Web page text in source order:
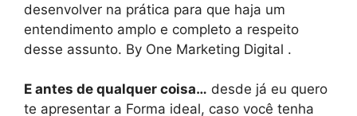
desenvolver na prática para que haja um
entendimento amplo e completo a respeito
desse assunto. By One Marketing Digital .
E antes de qualquer coisa… desde já eu quero
te apresentar a Forma ideal, caso você tenha